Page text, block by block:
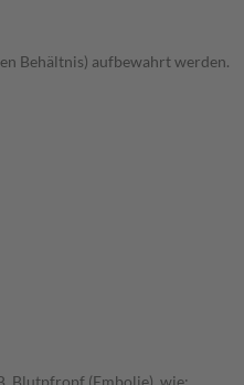
Behältnis) aufbewahrt werden.
Blutpfropf (Embolie), wie: